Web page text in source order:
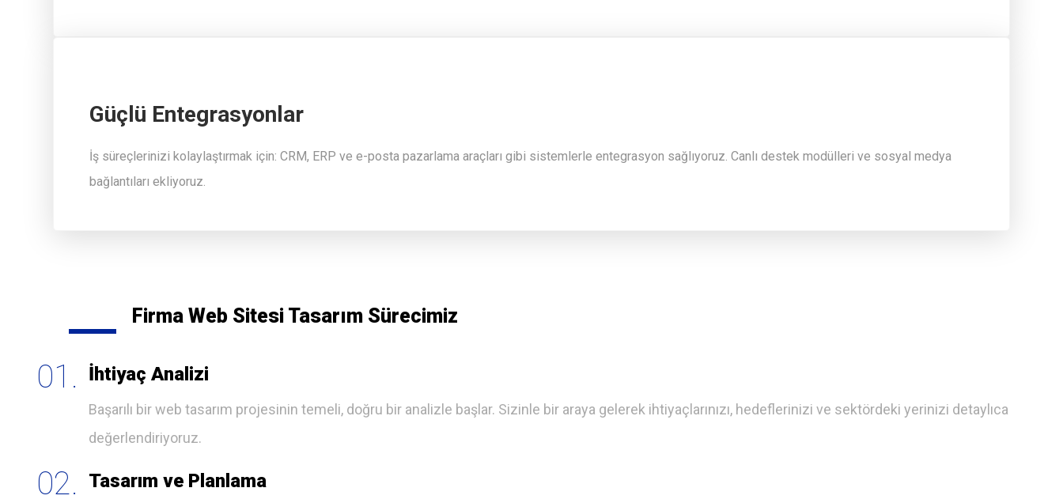
Güçlü Entegrasyonlar
İş süreçlerinizi kolaylaştırmak için: CRM, ERP ve e-posta pazarlama araçları gibi sistemlerle entegrasyon sağlıyoruz. Canlı destek modülleri ve sosyal medya
bağlantıları ekliyoruz.
Firma Web Sitesi Tasarım Sürecimiz
01. İhtiyaç Analizi
Başarılı bir web tasarım projesinin temeli, doğru bir analizle başlar. Sizinle bir araya gelerek ihtiyaçlarınızı, hedeflerinizi ve sektördeki yerinizi detaylıca
değerlendiriyoruz.
02. Tasarım ve Planlama